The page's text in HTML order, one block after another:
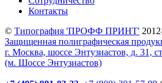
Контакты
© Типография 'ПРОФФ ПРИНТ'
Защищенная полиграфическая
г. Москва, шоссе Энтузиастов, д. 31,
(м. Шоссе Энтузиастов)